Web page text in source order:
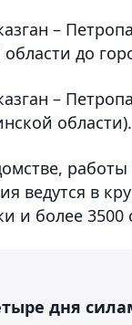
–
до
–
области).
ведутся в
и более 3500
дня